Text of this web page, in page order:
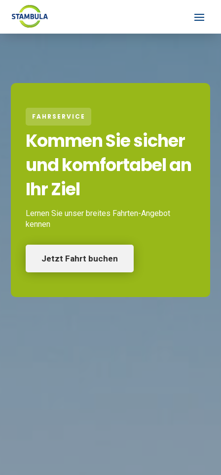
FAHRSERVICE
Kommen Sie sicher
und komfortabel an
Ihr Ziel
Lernen Sie unser breites Fahrten-Angebot
kennen
Jetzt Fahrt buchen